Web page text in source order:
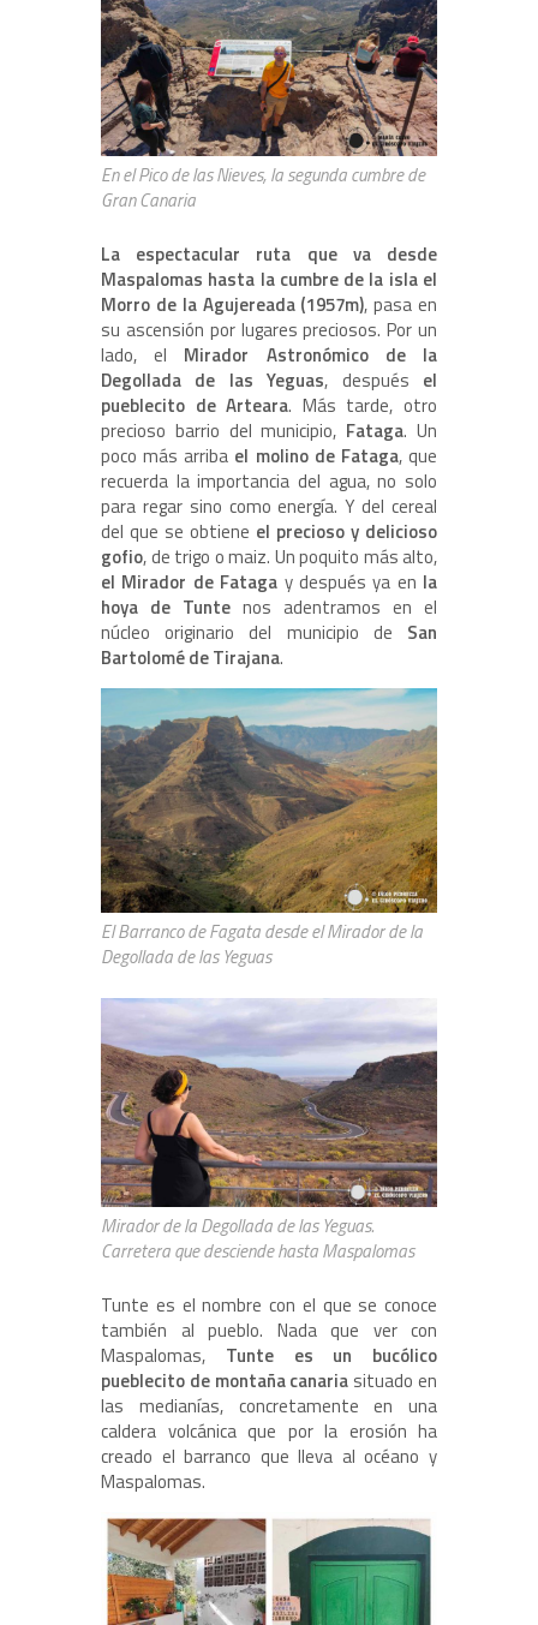
En el Pico de las Nieves, la segunda cumbre de
Gran Canaria
La espectacular ruta que va desde
Maspalomas hasta la cumbre de la isla el
Morro de la Agujereada (1957m), pasa en
su ascensión por lugares preciosos. Por un
lado, el Mirador Astronómico de la
Degollada de las Yeguas, después el
pueblecito de Arteara. Más tarde, otro
precioso barrio del municipio, Fataga. Un
poco más arriba el molino de Fataga, que
recuerda la importancia del agua, no solo
para regar sino como energía. Y del cereal
del que se obtiene el precioso y delicioso
gofio, de trigo o maiz. Un poquito más alto,
el Mirador de Fataga y después ya en la
hoya de Tunte nos adentramos en el
núcleo originario del municipio de San
Bartolomé de Tirajana.
El Barranco de Fagata desde el Mirador de la
Degollada de las Yeguas
Mirador de la Degollada de las Yeguas.
Carretera que desciende hasta Maspalomas
Tunte es el nombre con el que se conoce
también al pueblo. Nada que ver con
Maspalomas, Tunte es un bucólico
pueblecito de montaña canaria situado en
las medianías, concretamente en una
caldera volcánica que por la erosión ha
creado el barranco que lleva al océano y
Maspalomas.